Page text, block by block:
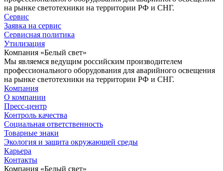
на рынке светотехники на территории РФ и СНГ.
Сервис
Заявка на сервис
Сервисная политика
Утилизация
Компания «Белый свет»
Мы являемся ведущим российским производителем
профессионального оборудования для аварийного освещения
на рынке светотехники на территории РФ и СНГ.
Компания
О компании
Пресс-центр
Контроль качества
Социальная ответственность
Товарные знаки
Экология и защита окружающей среды
Карьера
Контакты
Компания «Белый свет»